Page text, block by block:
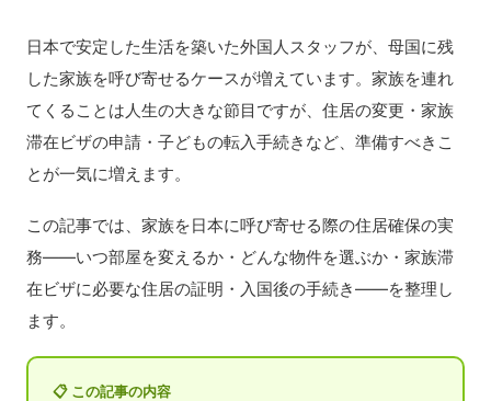
日本で安定した生活を築いた外国人スタッフが、母国に残
した家族を呼び寄せるケースが増えています。家族を連れ
てくることは人生の大きな節目ですが、住居の変更・家族
滞在ビザの申請・子どもの転入手続きなど、準備すべきこ
とが一気に増えます。
この記事では、家族を日本に呼び寄せる際の住居確保の実
務——いつ部屋を変えるか・どんな物件を選ぶか・家族滞
在ビザに必要な住居の証明・入国後の手続き——を整理し
ます。
📋 この記事の内容